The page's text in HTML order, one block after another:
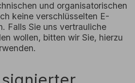
und organisatorischen
keine verschlüsselten E-
Falls Sie uns vertrauliche
wollen, bitten wir Sie, hierzu